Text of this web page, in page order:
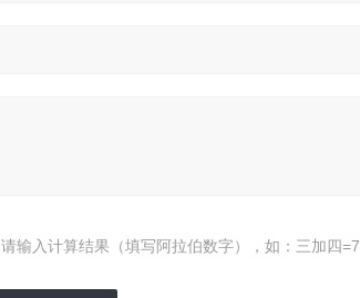
请输入计算结果（填写阿拉伯数字），如：三加四=7